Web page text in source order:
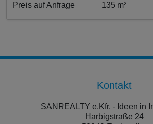
Preis auf Anfrage 135 m²
Kontakt
SANREALTY e.Kfr. - Ideen in
Harbigstraße 24